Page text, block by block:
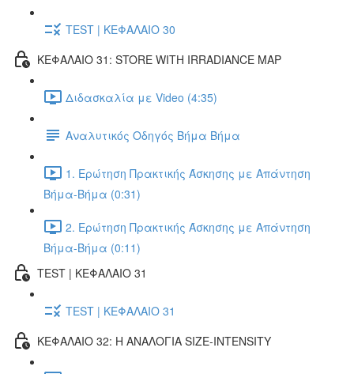
TEST | ΚΕΦΑΛΑΙΟ 30
ΚΕΦΑΛΑΙΟ 31: STORE WITH IRRADIANCE MAP
Διδασκαλία με Video (4:35)
Αναλυτικός Οδηγός Βήμα Βήμα
1. Ερώτηση Πρακτικής Άσκησης με Απάντηση
Βήμα-Βήμα (0:31)
2. Ερώτηση Πρακτικής Άσκησης με Απάντηση
Βήμα-Βήμα (0:11)
TEST | ΚΕΦΑΛΑΙΟ 31
TEST | ΚΕΦΑΛΑΙΟ 31
ΚΕΦΑΛΑΙΟ 32: Η ΑΝΑΛΟΓΙΑ SIZE-INTENSITY